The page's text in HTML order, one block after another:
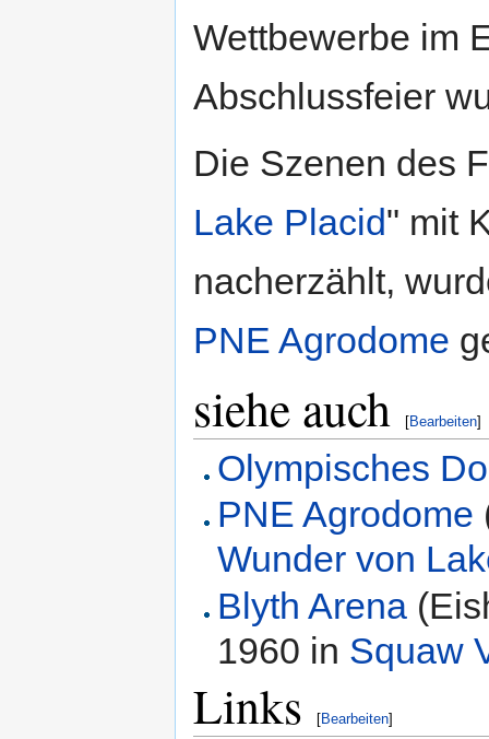
Wettbewerbe im
Abschlussfeier
Die Szenen des
Lake Placid" mit
nacherzählt,
PNE Agrodome
siehe auch [Bearbeiten]
Olympisches
PNE Agrodome
Wunder von
Blyth Arena
1960 in Squaw
Links [Bearbeiten]